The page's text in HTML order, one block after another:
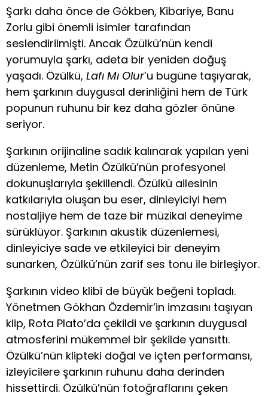
Şarkı daha önce de Gökben, Kibariye, Banu
Zorlu gibi önemli isimler tarafından
seslendirilmişti. Ancak Özülkü’nün kendi
yorumuyla şarkı, adeta bir yeniden doğuş
yaşadı. Özülkü, Lafı Mı Olur’u bugüne taşıyarak,
hem şarkının duygusal derinliğini hem de Türk
popunun ruhunu bir kez daha gözler önüne
seriyor.
Şarkının orijinaline sadık kalınarak yapılan yeni
düzenleme, Metin Özülkü’nün profesyonel
dokunuşlarıyla şekillendi. Özülkü ailesinin
katkılarıyla oluşan bu eser, dinleyiciyi hem
nostaljiye hem de taze bir müzikal deneyime
sürüklüyor. Şarkının akustik düzenlemesi,
dinleyiciye sade ve etkileyici bir deneyim
sunarken, Özülkü’nün zarif ses tonu ile birleşiyor.
Şarkının video klibi de büyük beğeni topladı.
Yönetmen Gökhan Özdemir’in imzasını taşıyan
klip, Rota Plato’da çekildi ve şarkının duygusal
atmosferini mükemmel bir şekilde yansıttı.
Özülkü’nün klipteki doğal ve içten performansı,
izleyicilere şarkının ruhunu daha derinden
hissettirdi. Özülkü’nün fotoğraflarını çeken